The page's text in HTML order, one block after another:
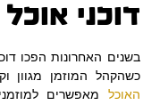
דוכני אוכל
בשנים האחרונות הפכו
כשהקהל המוזמן מגוון
האוכל מאפשרים